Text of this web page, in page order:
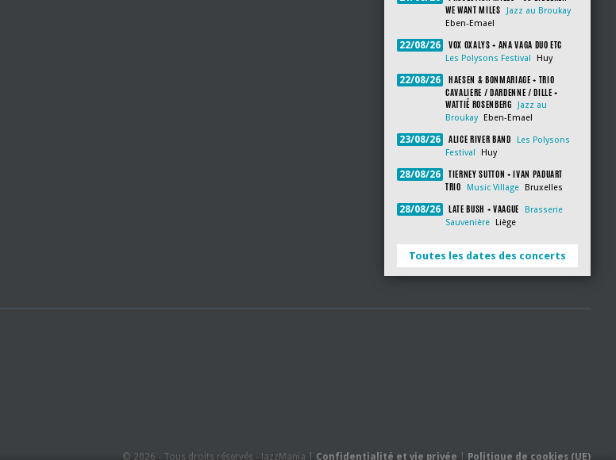
WE WANT MILES
Jazz au Broukay
Eben-Emael
22/08/26 VOX OXALYS + ANA VAGA DUO ETC
Les Polysons Festival Huy
22/08/26
HAESEN & BONMARIAGE + TRIO
CAVALIERE / DARDENNE / DILLE +
WATTIÉ ROSENBERG
Jazz au
Broukay
Eben-Emael
23/08/26 ALICE RIVER BAND
Les Polysons
Festival
Huy
28/08/26
TIERNEY SUTTON + IVAN PADUART
TRIO
Music Village Bruxelles
28/08/26 LATE BUSH + VAAGUE
Brasserie
Sauvenière
Liège
Toutes les dates des concerts
© 2026 - Tous droits réservés - JazzMania | Confidentialité et vie privée Politique de cookies (UE)